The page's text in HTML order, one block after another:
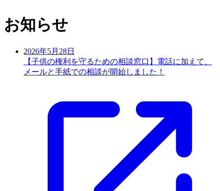
お知らせ
2026年5月28日
【子供の権利を守るための相談窓口】電話に加えて、
メールと手紙での相談が開始しました！